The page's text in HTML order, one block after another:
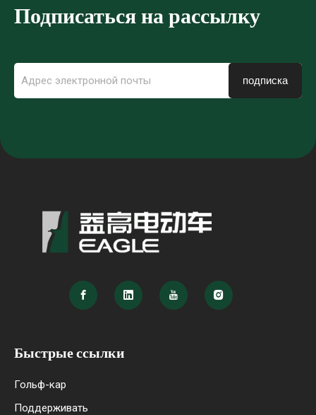
Подписаться на рассылку
подписка
Быстрые ссылки
Гольф-кар
Поддерживать